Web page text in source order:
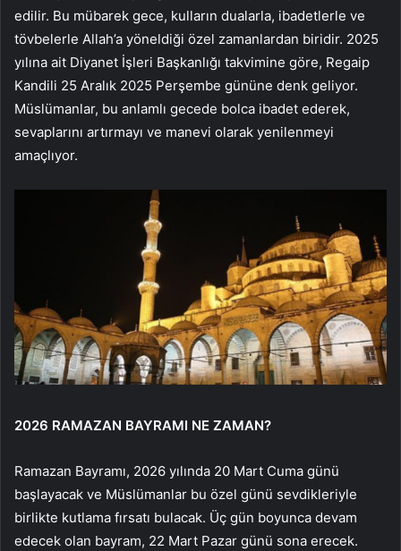
edilir. Bu mübarek gece, kulların dualarla, ibadetlerle ve
tövbelerle Allah’a yöneldiği özel zamanlardan biridir. 2025
yılına ait Diyanet İşleri Başkanlığı takvimine göre, Regaip
Kandili 25 Aralık 2025 Perşembe gününe denk geliyor.
Müslümanlar, bu anlamlı gecede bolca ibadet ederek,
sevaplarını artırmayı ve manevi olarak yenilenmeyi
amaçlıyor.
2026 RAMAZAN BAYRAMI NE ZAMAN?
Ramazan Bayramı, 2026 yılında 20 Mart Cuma günü
başlayacak ve Müslümanlar bu özel günü sevdikleriyle
birlikte kutlama fırsatı bulacak. Üç gün boyunca devam
edecek olan bayram, 22 Mart Pazar günü sona erecek.